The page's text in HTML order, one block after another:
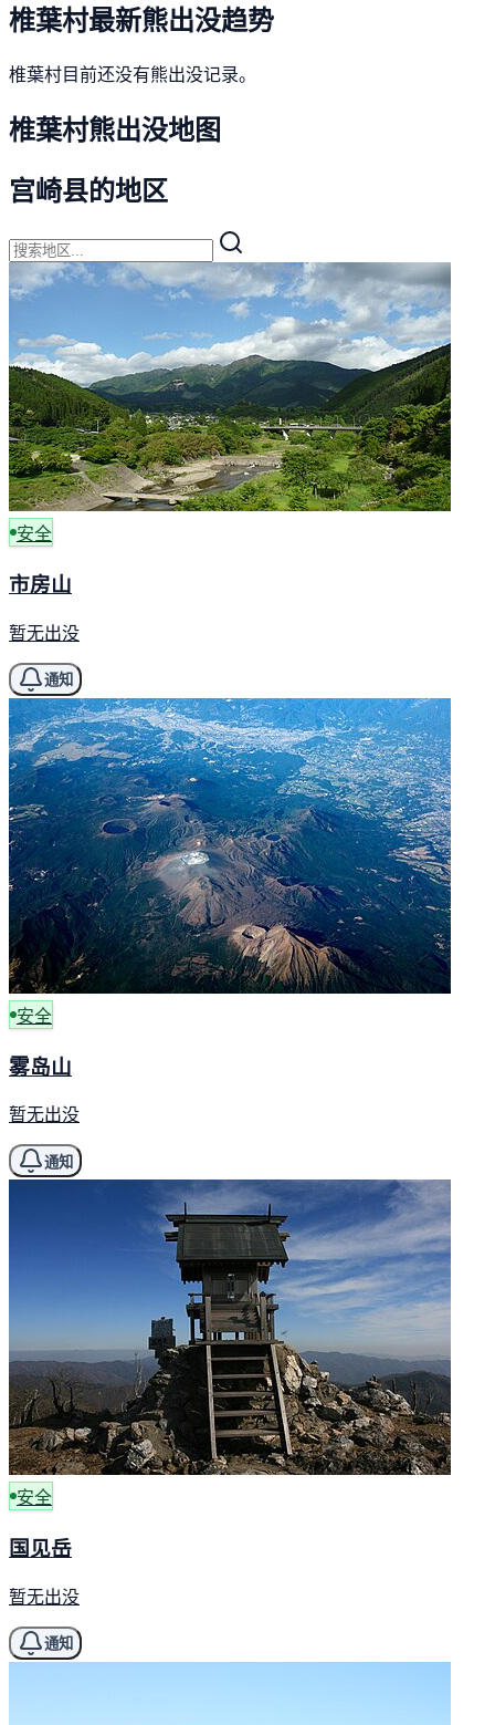
椎葉村最新熊出没趋势
椎葉村目前还没有熊出没记录。
椎葉村熊出没地图
宫崎县的地区
安全
市房山
暂无出没
通知
安全
雾岛山
暂无出没
通知
安全
国见岳
暂无出没
通知